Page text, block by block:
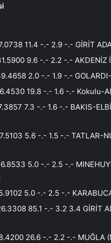
11.4 -.- 2.9 -.- GİRİT
9.6 -.- 2.2 -.- AKDENİZ
2.0 -.- 1.9 -.-
19.8 -.- 1.6 -.- Kokulu-
7.3 -.- 1.6 -.- BAKIS-
5.6 -.- 1.5 -.- TATLAR-
5.0 -.- 2.5 -.-
5.0 -.- 2.5 -.-
85.1 -.- 3.2 3.4 GİRİT
26.6 -.- 2.2 -.- MUĞLA